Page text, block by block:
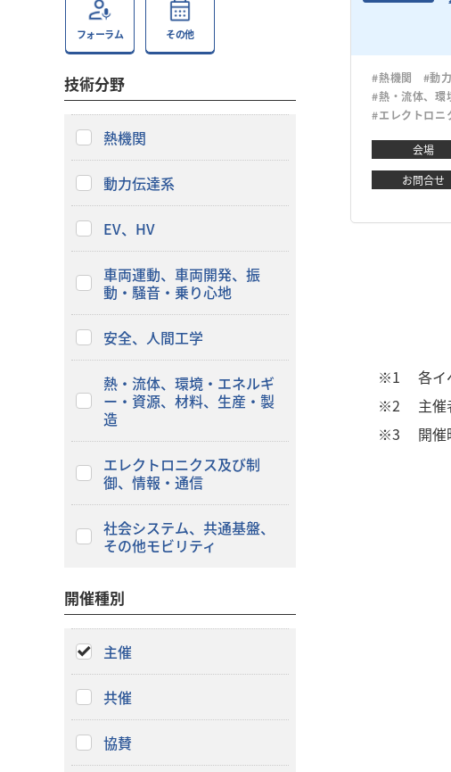
#熱機関 #動
#熱・流体、環
#エレクトロ
会場
お問合せ
※1
各イ
※2
主催
※3
開催
フォーラム その他
技術分野
熱機関
動力伝達系
EV、HV
車両運動、車両開発、振
動・騒音・乗り心地
安全、人間工学
熱・流体、環境・エネルギ
ー・資源、材料、生産・製
造
エレクトロニクス及び制
御、情報・通信
社会システム、共通基盤、
その他モビリティ
開催種別
主催
共催
協賛